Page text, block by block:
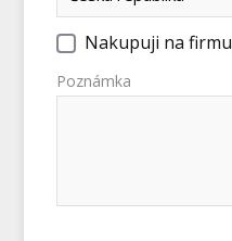
Nakupuji na firmu
Poznámka